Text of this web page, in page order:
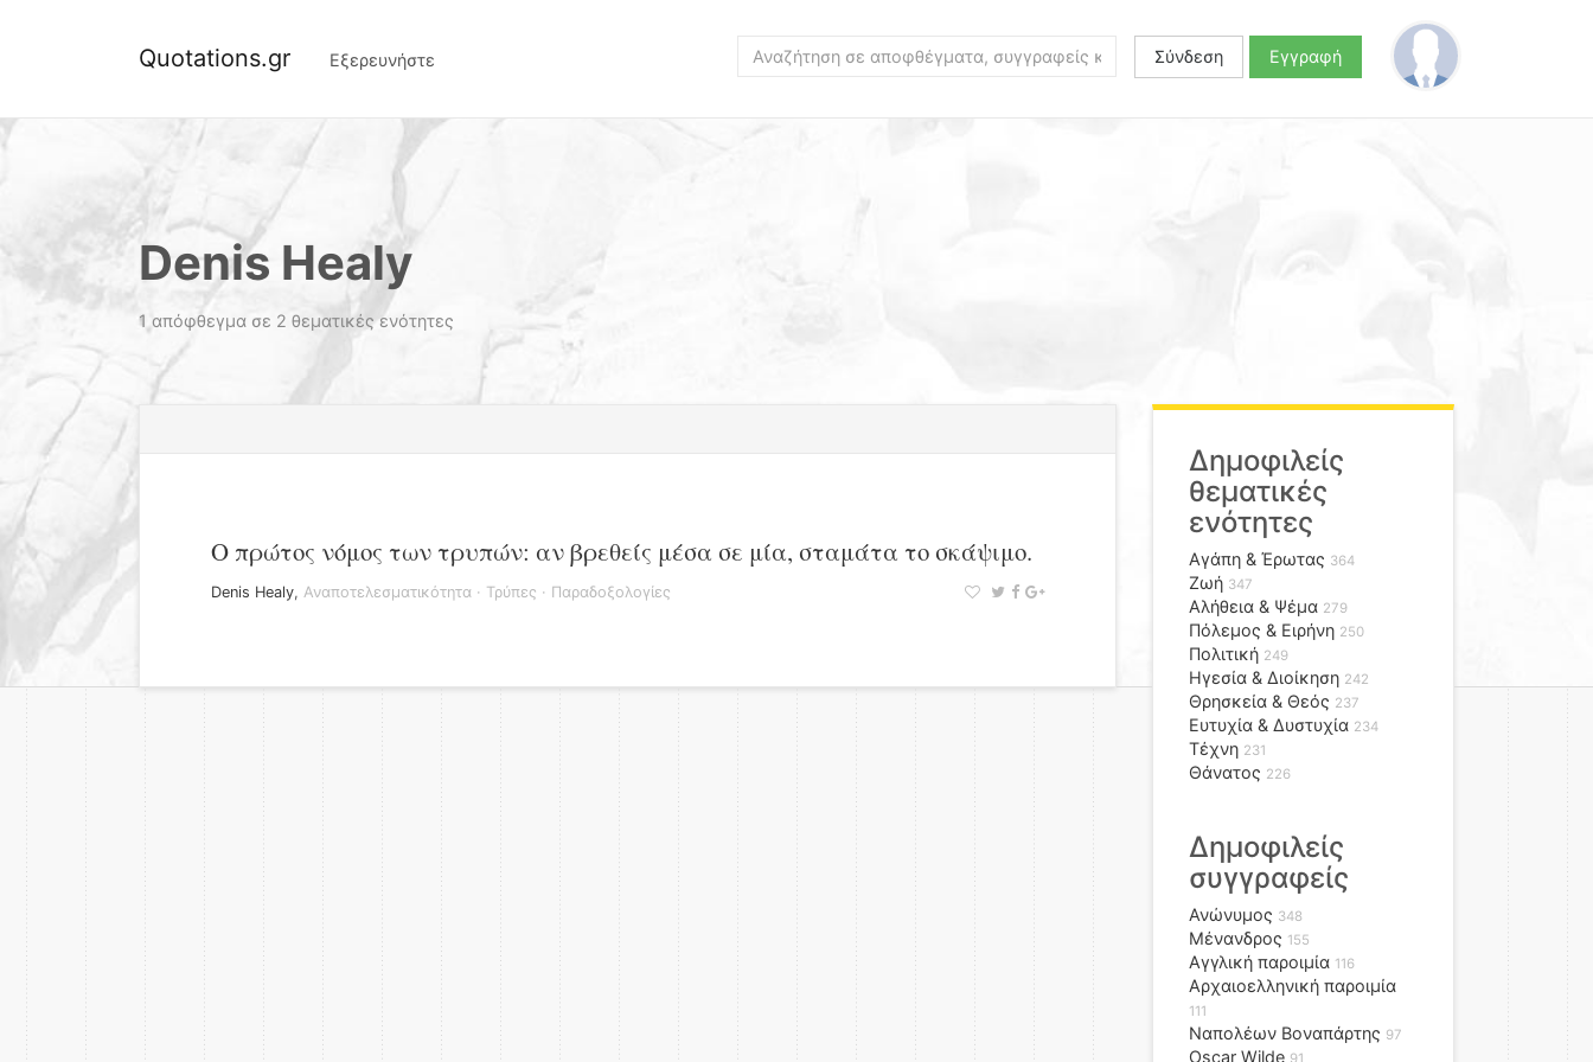
Quotations.gr Εξερευνήστε Σύνδεση Εγγραφή
Denis Healy
1 απόφθεγμα σε 2 θεματικές ενότητες
Ο πρώτος νόμος των τρυπών: αν βρεθείς μέσα σε μία, σταμάτα το σκάψιμο.
Denis Healy, Αναποτελεσματικότητα · Τρύπες · Παραδοξολογίες
Δημοφιλείς
θεματικές
ενότητες
Αγάπη & Έρωτας 364
Ζωή 347
Αλήθεια & Ψέμα 279
Πόλεμος & Ειρήνη 250
Πολιτική 249
Ηγεσία & Διοίκηση 242
Θρησκεία & Θεός 237
Ευτυχία & Δυστυχία 234
Τέχνη 231
Θάνατος 226
Δημοφιλείς
συγγραφείς
Ανώνυμος 348
Μένανδρος 155
Αγγλική παροιμία 116
Αρχαιοελληνική παροιμία
111
Ναπολέων Βοναπάρτης 97
Oscar Wilde 91